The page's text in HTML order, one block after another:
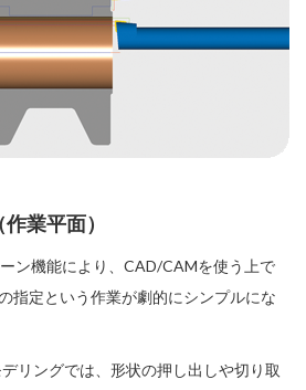
業平面）
ン機能により、CAD/CAMを使う上で
指定という作業が劇的にシンプルにな
リングでは、形状の押し出しや切り取